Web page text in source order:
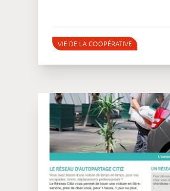
VIE DE LA COOPÉRATIVE